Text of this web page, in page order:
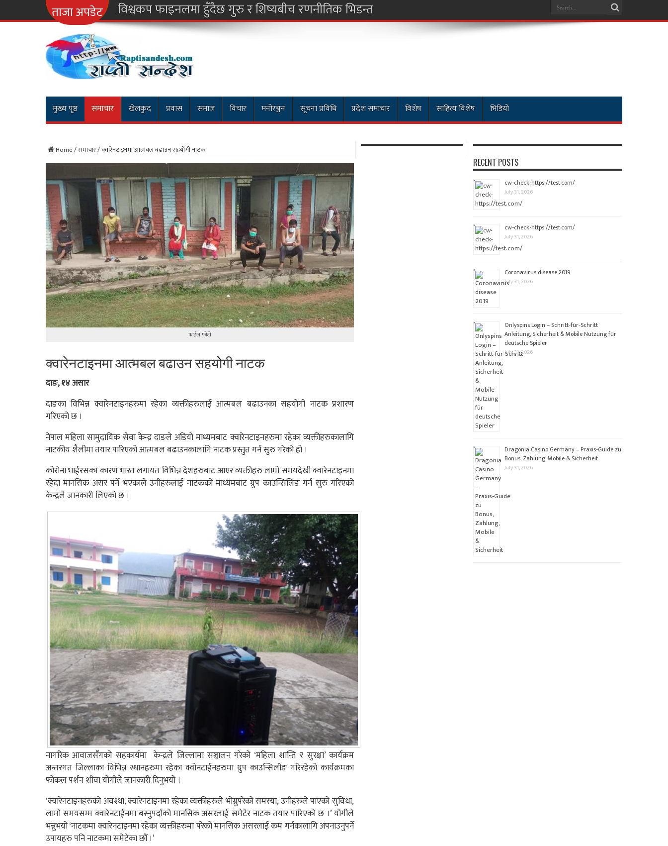
ताजा अपडेट नारायणगढ-मुग्लिन र क
मुख्य पृष्ठ समाचार खेलकुद प्रवास समाज विचार मनोरञ्जन सूचना प्रविधि प्रदेश समाचार विशेष साहित्य विशेष भिडियो
Home/समाचार/क्वारेनटाइनमा आत्मबल बढाउन सहयोगी नाटक
फाईल फोटो
क्वारेनटाइनमा आत्मबल बढाउन सहयोगी नाटक
दाङ, १४ असार
दाङका विभिन्न क्वारेनटाइनहरुमा रहेका व्यक्तीहरुलाई आत्मबल बढाउनका सहयोगी नाटक प्रशारण
गरिएको छ ।
नेपाल महिला सामुदायिक सेवा केन्द्र दाङले अडियो माध्यमबाट क्वारेनटाइनहरुमा रहेका व्यक्तीहरुकालागि
नाटकीय शैलीमा तयार पारिएको आत्मबल बढाउनकालागि नाटक प्रस्तुत गर्न सुरु गरेको हो ।
कोरोना भाईरसका कारण भारत लगायत विभिन्न देशहरुबाट आएर व्यक्तीहरु लामो समयदेखी क्वारेनटाइनमा
रहेदा मानसिक असर पर्ने भएकाले उनीहरुलाई नाटकको माध्यमबाट ग्रुप काउन्सिलिङ गर्न सुरु गरिएको
केन्द्रले जानकारी लिएको छ ।
नागरिक आवाजसँगको सहकार्यमा केन्द्रले जिल्लामा सञ्चालन गरेको ‘महिला शान्ति र सुरक्षा’ कार्यक्रम
अन्तरगत जिल्लाका विभिन्न स्थानहरुमा रहेका क्वोनटाईनहरुमा ग्रुप काउन्सिलीङ गरिरहेको कार्यक्रमका
फोकल पर्शन शीवा योगीले जानकारी दिनुभयो ।
‘क्वारेनटाइनहरुको अवश्था, क्वारेनटाइनमा रहेका व्यक्तीहरुले भोग्नुपरेको समस्या, उनीहरुले पाएको सुविधा,
लामो समयसम्म क्वारेनटाईनमा बस्नुपर्दाको मानसिक असरलाई समेटेर नाटक तयार पारिएको छ ।’ योगीले
भन्नुभयो­ ‘नाटकमा क्वारेनटाइनमा रहेका व्यक्तीहरुमा परेको मानसिक असरलाई कम गर्नकालागि अपनाउनुपर्ने
उपायहरु पनि नाटकमा समेटेका छौँ ।’
RECENT POSTS
cw-check-https://test.com/
July 31, 2026
cw-check-https://test.com/
July 31, 2026
Coronavirus disease 2019
July 31, 2026
Onlyspins Login – Schritt‑für‑Schritt
Anleitung, Sicherheit & Mobile Nutzung für
deutsche Spieler
July 31, 2026
Dragonia Casino Germany – Praxis‑Guide zu
Bonus, Zahlung, Mobile & Sicherheit
July 31, 2026